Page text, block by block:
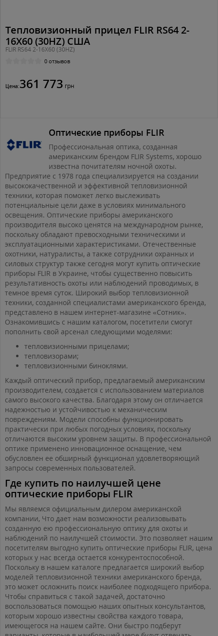
Тепловизионный прицел FLIR RS64 2-
16X60 (30HZ) США
FLIR RS64 2-16X60 (30HZ)
0 отзывов
Цена:361 773 грн
Оптические приборы FLIR
Профессиональная оптика, созданная
американским брендом FLIR Systems, хорошо
известна почитателям ночной охоты.
Предприятие с 1978 года специализируется на создании
высококачественной и эффективной тепловизионной
техники, которая поможет легко выслеживать
потенциальные цели даже в условиях минимального
освещения. Оптические приборы американского
производителя высоко ценятся на международном рынке,
поскольку обладают превосходными техническими и
эксплуатационными характеристиками. Отечественные
охотники, натуралисты, а также сотрудники охранных и
силовых структур также сегодня могут купить оптические
приборы FLIR в Украине, чтобы существенно повысить
результативность охоты или наблюдений проводимых, в
темное время суток. Широкий выбор тепловизионной
техники, созданной специалистами американского бренда,
представлено в нашем интернет-магазине «Сотник».
Ознакомившись с нашим каталогом, посетители смогут
пополнить свой арсенал следующими моделями:
тепловизионными прицелами;
тепловизорами;
тепловизионными биноклями.
Каждый оптический прибор, предлагаемый американским
производителем, создается с использованием материалов
самого высокого качества. Благодаря этому он отличается
надежностью и устойчивостью к механическим
повреждениям. Модели способны функционировать
практически при любых погодных условиях, поскольку
отличаются высоким уровнем защиты. В профессиональной
оптике применено инновационное оснащение, чем
обусловлен ее обширный функционал удовлетворяющий
запросы современных пользователей.
Где купить по наилучшей цене
оптические приборы FLIR
Мы являемся официальным дилером американской
компании, Что дает нам возможности реализовывать
созданную ею профессиональную оптику для охоты и
наблюдений по наилучшей стоимости. Это позволяет нашим
посетителям выгодно купить оптические приборы FLIR, цена
которых у нас всегда остается конкурентоспособной.
Поскольку в нашем каталоге предлагается широкий выбор
моделей тепловизионной техники американского бренда,
это может осложнить поиск наиболее подходящего прибора.
Чтобы справиться с такой задачей, достаточно
воспользоваться помощью наших опытных консультантов,
которым хорошо известны свойства каждого товара,
имеющегося на нашем сайте. Они быстро подберут